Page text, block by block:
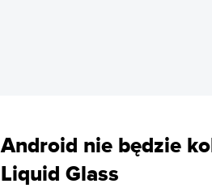
Android nie będzie
Liquid Glass